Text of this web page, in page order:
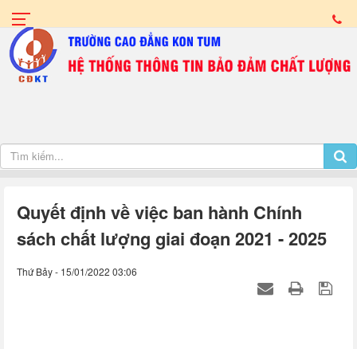
Quyết định về việc ban hành Chính
sách chất lượng giai đoạn 2021 - 2025
Thứ Bảy - 15/01/2022 03:06